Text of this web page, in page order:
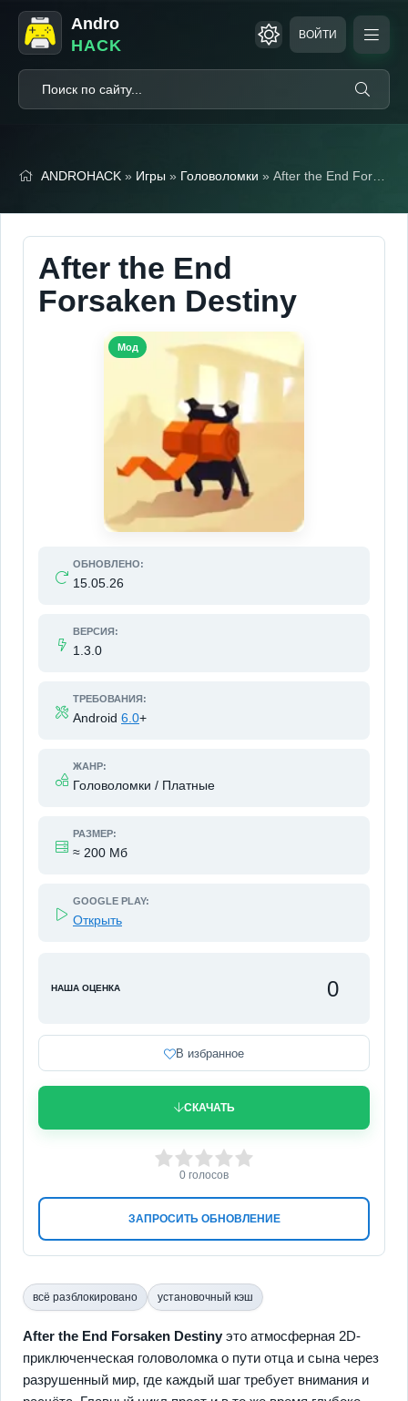
Andro
HACK
ВОЙТИ
ANDROHACK » Игры » Головоломки » After the End Forsaken Destiny (Полная версия)
After the End
Forsaken Destiny
ОБНОВЛЕНО:
15.05.26
ВЕРСИЯ:
1.3.0
ТРЕБОВАНИЯ:
Android 6.0+
ЖАНР:
Головоломки / Платные
РАЗМЕР:
≈ 200 Мб
GOOGLE PLAY:
Открыть
НАША ОЦЕНКА 0
В избранное
СКАЧАТЬ
ЗАПРОСИТЬ ОБНОВЛЕНИЕ
3 4 5
0 голосов
Мод
всё разблокировано установочный кэш
After the End Forsaken Destiny это атмосферная 2D-
приключенческая головоломка о пути отца и сына через
разрушенный мир, где каждый шаг требует внимания и